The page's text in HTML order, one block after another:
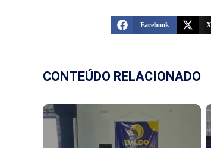
Facebook X
CONTEÚDO RELACIONADO